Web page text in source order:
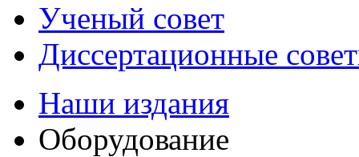
Ученый совет
Диссертационные
Наши издания
Оборудование